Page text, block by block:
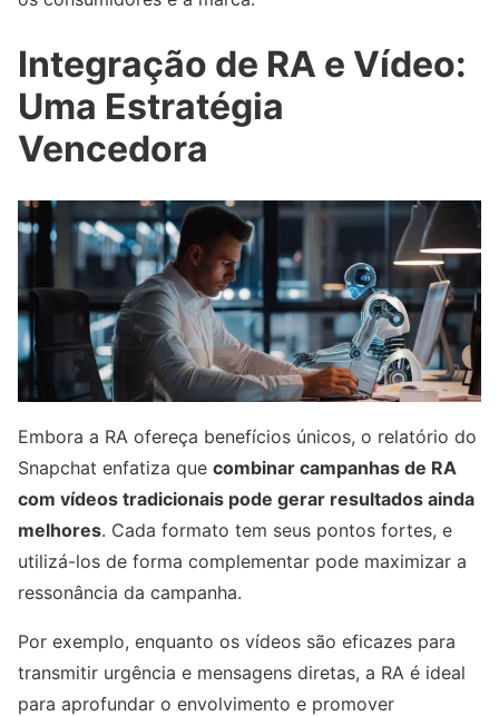
Integração de RA e Vídeo:
Uma Estratégia
Vencedora
Embora a RA ofereça benefícios únicos, o relatório do
Snapchat enfatiza que combinar campanhas de RA
com vídeos tradicionais pode gerar resultados ainda
melhores. Cada formato tem seus pontos fortes, e
utilizá-los de forma complementar pode maximizar a
ressonância da campanha.
Por exemplo, enquanto os vídeos são eficazes para
transmitir urgência e mensagens diretas, a RA é ideal
para aprofundar o envolvimento e promover